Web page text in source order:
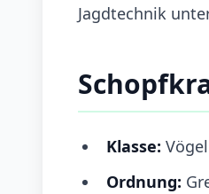
Jagdtechnik
Klasse:
Ordnung: